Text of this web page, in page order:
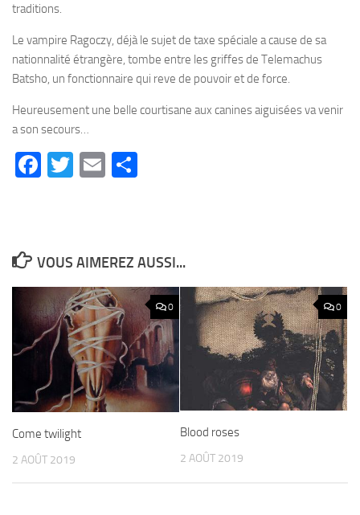
traditions.
Le vampire Ragoczy, déjà le sujet de taxe spéciale a cause de sa
nationnalité étrangère, tombe entre les griffes de Telemachus
Batsho, un fonctionnaire qui reve de pouvoir et de force.
Heureusement une belle courtisane aux canines aiguisées va venir
a son secours…
Facebook
Twitter
Email
VOUS AIMEREZ AUSSI...
0
Come twilight
2 AOÛT 2019
0
Blood roses
2 AOÛT 2019